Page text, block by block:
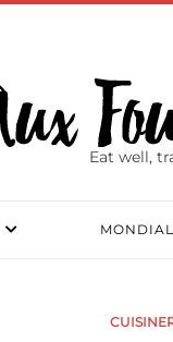
Eat well,